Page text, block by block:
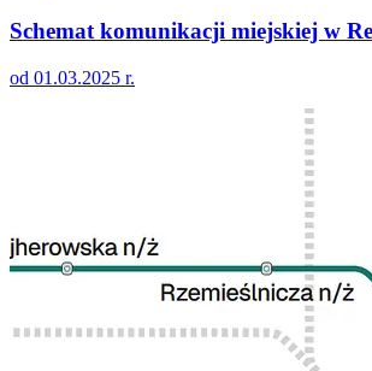
Schemat komunikacji miejskiej w
od 01.03.2025 r.